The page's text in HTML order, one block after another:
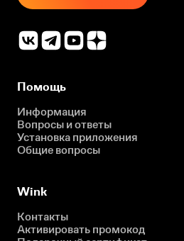
Помощь
Информация
Вопросы и ответы
Установка приложения
Общие вопросы
Wink
Контакты
Активировать промокод